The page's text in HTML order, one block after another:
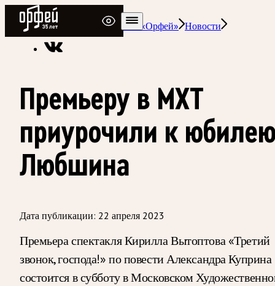
Радио Орфей
Радио классической музыки «Орфей» Новости
Премьеру в МХТ
приурочили к
Любшина
Дата публикации: 22 апреля 2023
Премьера спектакля Кирилла Вытоптова «Третий
звонок, господа!» по повести Александра Куприна
состоится в субботу в Московском